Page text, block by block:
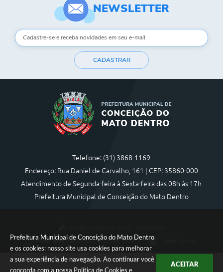
Prefeitura Municipal de Conceição do Mato Dentro
e os cookies: nosso site usa cookies para melhorar
a sua experiência de navegação. Ao continuar você
concorda com a nossa Política de Cookies e
ACEITAR
NEWSLETTER
CADASTRAR
Telefone: (31) 3868-1169
Endereço: Rua Daniel de Carvalho, 161 | CEP: 35860-000
Atendimento de Segunda-feira à Sexta-feira das 08h às 17h
Prefeitura Municipal de Conceição do Mato Dentro
Portal atualizado em:07/08/2026 17:36